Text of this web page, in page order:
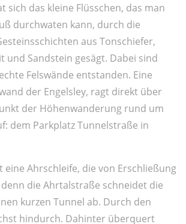
sich das kleine Flüsschen, das man
durchwaten kann, durch die
aus Tonschiefer,
und Sandstein gesägt. Dabei sind
Felswände entstanden. Eine
der Engelsley, ragt direkt über
der Höhenwanderung rund um
dem Parkplatz Tunnelstraße in
eine Ahrschleife, die von Erschließung
die Ahrtalstraße schneidet die
kurzen Tunnel ab. Durch den
hindurch. Dahinter überquert